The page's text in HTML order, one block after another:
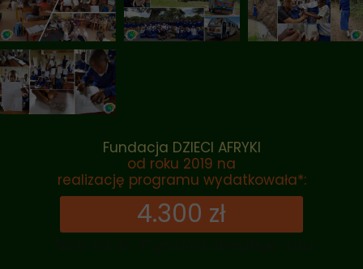
4.300 zł
Fundacja DZIECI AFRYKI
od roku 2019 na
realizację programu wydatkowała*: